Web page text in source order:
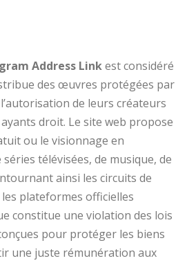
Address Linkest considéré
des œuvres protégées par
de leurs créateurs
droit. Le site web propose
ou le visionnage en
télévisées, de musique, de
ainsi les circuits de
plateformes officielles
constitue une violation des lois
pour protéger les biens
une juste rémunération aux